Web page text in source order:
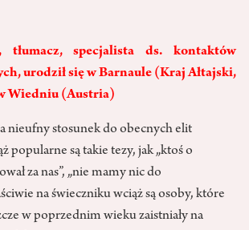
specjalista ds. kontaktów
urodził się w Barnaule (Kraj Ałtajski,
Wiedniu (Austria)
nieufny stosunek do obecnych elit
popularne są takie tezy, jak „ktoś o
za nas”, „nie mamy nic do
na świeczniku wciąż są osoby, które
w poprzednim wieku zaistniały na